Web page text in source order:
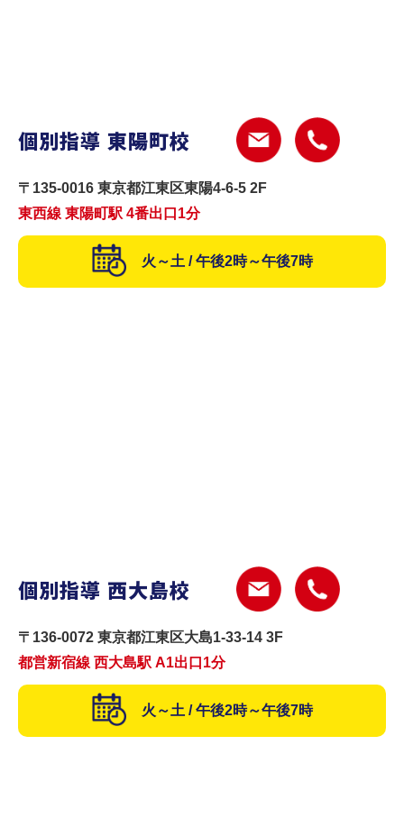
個別指導 東陽町校
〒135-0016 東京都江東区東陽4-6-5 2F
東西線 東陽町駅 4番出口1分
火～土 / 午後2時～午後7時
個別指導 西大島校
〒136-0072 東京都江東区大島1-33-14 3F
都営新宿線 西大島駅 A1出口1分
火～土 / 午後2時～午後7時